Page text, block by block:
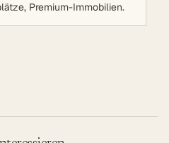
Premium-Immobilien.